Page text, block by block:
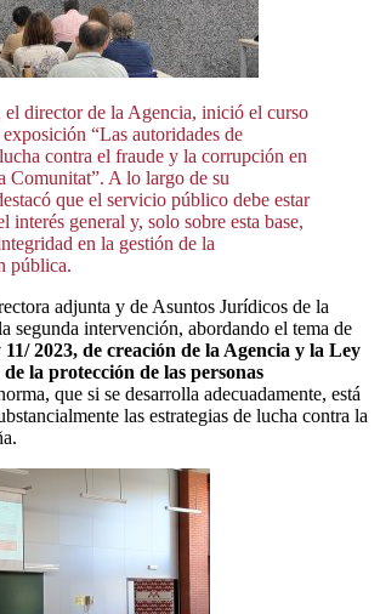
el director de la Agencia, inició el curso
“Las autoridades de
contra el fraude y la corrupción en
Comunitat”. A lo largo de su
que el servicio público debe estar
interés general y, solo sobre esta base,
en la gestión de la
pública.
adjunta y de Asuntos Jurídicos de la
segunda intervención, abordando el tema de
2023, de creación de la Agencia y la Ley
la protección de las personas
que si se desarrolla adecuadamente, está
las estrategias de lucha contra la